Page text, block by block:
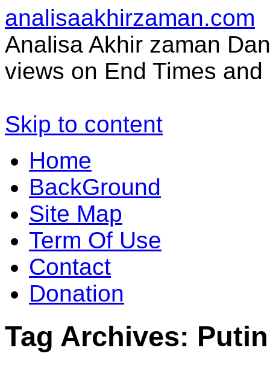
analisaakhirzaman.com
Analisa Akhir zaman
views on End Times
Skip to content
Home
BackGround
Site Map
Term Of Use
Contact
Donation
Tag Archives: Putin